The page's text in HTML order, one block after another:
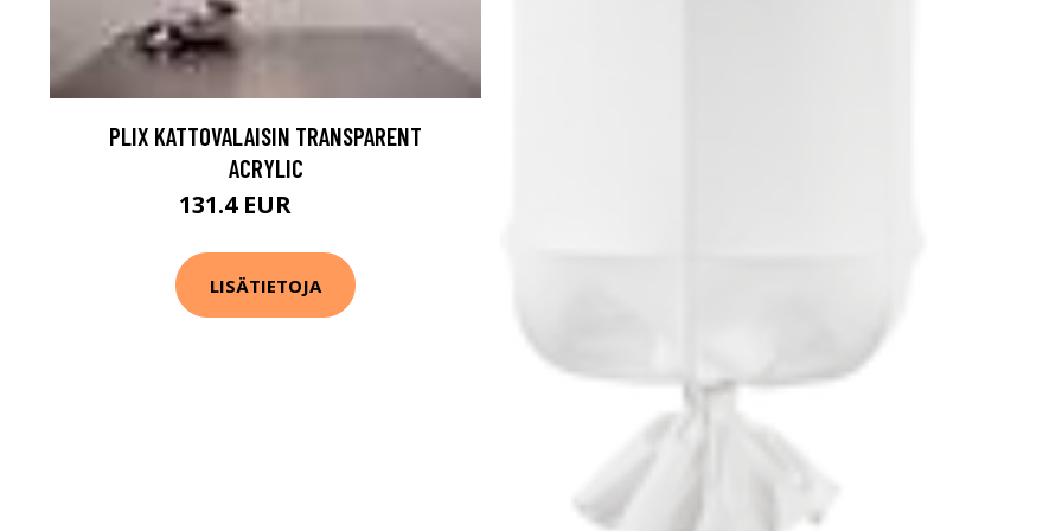
PLIX KATTOVALAISIN TRANSPARENT
ACRYLIC
131.4 EUR
LISÄTIETOJA